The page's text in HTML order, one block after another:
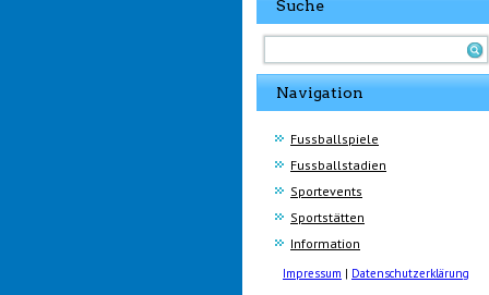
Suche
Navigation
Fussballspiele
Fussballstadien
Sportevents
Sportstätten
Information
Impressum | Datenschutzerklärung